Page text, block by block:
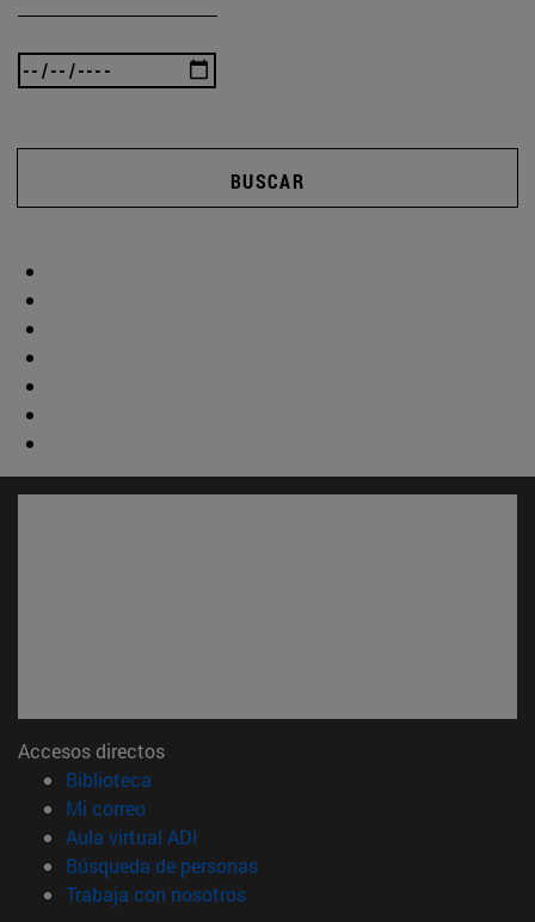
BUSCAR
Accesos directos
Biblioteca
Mi correo(abre en nueva ventana)
Aula virtual ADI
Búsqueda de personas(abre en nueva ventana)
Trabaja con nosotros(abre en nueva ventana)